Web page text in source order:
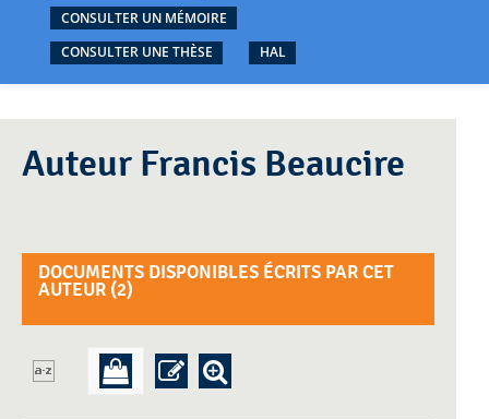
CONSULTER UN MÉMOIRE
CONSULTER UNE THÈSE
HAL
Auteur Francis Beaucire
DOCUMENTS DISPONIBLES ÉCRITS PAR CET
AUTEUR (2)